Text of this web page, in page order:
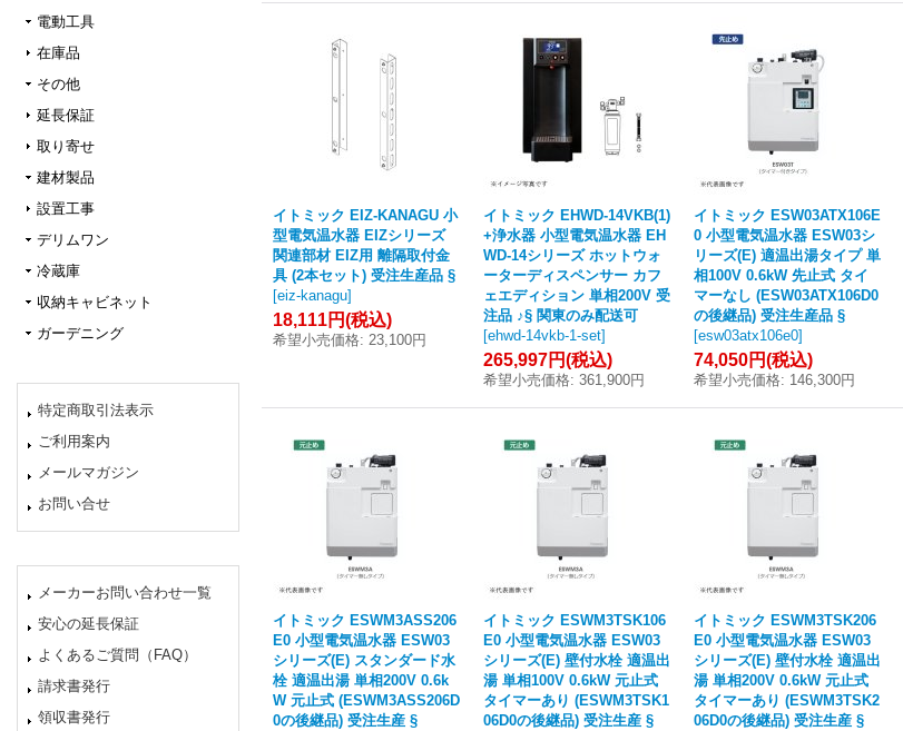
電動工具
在庫品
その他
延長保証
取り寄せ
建材製品
設置工事
デリムワン
冷蔵庫
収納キャビネット
ガーデニング
特定商取引法表示
ご利用案内
メールマガジン
お問い合せ
メーカーお問い合わせ一覧
安心の延長保証
よくあるご質問（FAQ）
請求書発行
領収書発行
イトミック EIZ-KANAGU 小
型電気温水器 EIZシリーズ
関連部材 EIZ用 離隔取付金
具 (2本セット) 受注生産品 §
[eiz-kanagu]
18,111円(税込)
希望小売価格: 23,100円
イトミック EHWD-14VKB(1)
+浄水器 小型電気温水器 EH
WD-14シリーズ ホットウォ
ーターディスペンサー カフ
ェエディション 単相200V 受
注品 ♪§ 関東のみ配送可
[ehwd-14vkb-1-set]
265,997円(税込)
希望小売価格: 361,900円
イトミック ESW03ATX106E
0 小型電気温水器 ESW03シ
リーズ(E) 適温出湯タイプ 単
相100V 0.6kW 先止式 タイ
マーなし (ESW03ATX106D0
の後継品) 受注生産品 §
[esw03atx106e0]
74,050円(税込)
希望小売価格: 146,300円
イトミック ESWM3ASS206
E0 小型電気温水器 ESW03
シリーズ(E) スタンダード水
栓 適温出湯 単相200V 0.6k
W 元止式 (ESWM3ASS206D
0の後継品) 受注生産 §
イトミック ESWM3TSK106
E0 小型電気温水器 ESW03
シリーズ(E) 壁付水栓 適温出
湯 単相100V 0.6kW 元止式
タイマーあり (ESWM3TSK1
06D0の後継品) 受注生産 §
イトミック ESWM3TSK206
E0 小型電気温水器 ESW03
シリーズ(E) 壁付水栓 適温出
湯 単相200V 0.6kW 元止式
タイマーあり (ESWM3TSK2
06D0の後継品) 受注生産 §